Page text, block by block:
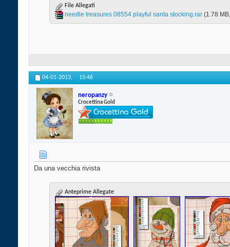
File Allegati
needle treasures 08554 playful santa stocking.rar‎ (1.78
04-01-2013, 15:46
neropanzy
Crocettina Gold
Da una vecchia rivista
Anteprime Allegate